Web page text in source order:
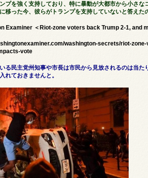
プを強く支持しており、特に暴動が大都市から小さな
移った今、彼らがトランプを支持していないと答えた
Examiner ＜Riot-zone voters back Trump 2-1, and
washington-secrets/riot-
vote
る民主党州知事や市長は市民から見放されるのは当た
れておきませんと。